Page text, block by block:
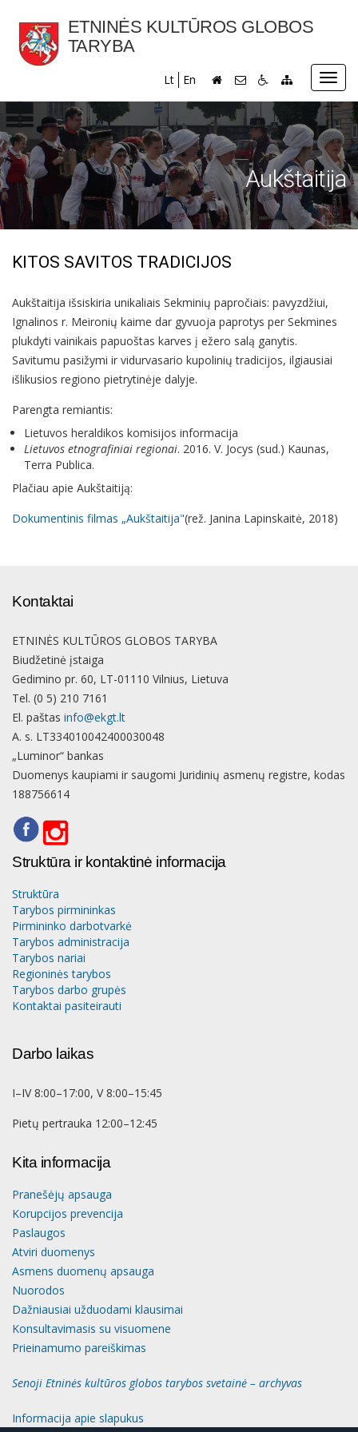
ETNINĖS KULTŪROS GLOBOS
TARYBA
Lt En
Aukštaitija
KITOS SAVITOS TRADICIJOS
Aukštaitija išsiskiria unikaliais Sekminių papročiais: pavyzdžiui,
Ignalinos r. Meironių kaime dar gyvuoja paprotys per Sekmines
plukdyti vainikais papuoštas karves į ežero salą ganytis.
Savitumu pasižymi ir vidurvasario kupolinių tradicijos, ilgiausiai
išlikusios regiono pietrytinėje dalyje.
Parengta remiantis:
Lietuvos heraldikos komisijos informacija
Lietuvos etnografiniai regionai. 2016. V. Jocys (sud.) Kaunas,
Terra Publica.
Plačiau apie Aukštaitiją:
Dokumentinis filmas „Aukštaitija"(rež. Janina Lapinskaitė, 2018)
Kontaktai
ETNINĖS KULTŪROS GLOBOS TARYBA
Biudžetinė įstaiga
Gedimino pr. 60, LT-01110 Vilnius, Lietuva
Tel. (0 5) 210 7161
El. paštas info@ekgt.lt
A. s. LT334010042400030048
„Luminor“ bankas
Duomenys kaupiami ir saugomi Juridinių asmenų registre, kodas
188756614
Struktūra ir kontaktinė informacija
Struktūra
Tarybos pirmininkas
Pirmininko darbotvarkė
Tarybos administracija
Tarybos nariai
Regioninės tarybos
Tarybos darbo grupės
Kontaktai pasiteirauti
Darbo laikas
I–IV 8:00–17:00, V 8:00–15:45
Pietų pertrauka 12:00–12:45
Kita informacija
Pranešėjų apsauga
Korupcijos prevencija
Paslaugos
Atviri duomenys
Asmens duomenų apsauga
Nuorodos
Dažniausiai užduodami klausimai
Konsultavimasis su visuomene
Prieinamumo pareiškimas
Senoji Etninės kultūros globos tarybos svetainė – archyvas
Informacija apie slapukus